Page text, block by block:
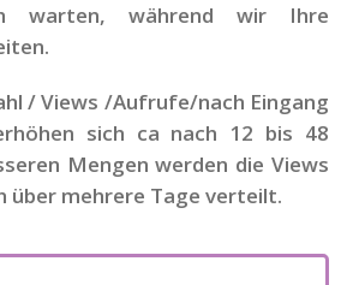
warten, während wir Ihre
/ Views /Aufrufe/nach Eingang
sich ca nach 12 bis 48
Mengen werden die Views
mehrere Tage verteilt.